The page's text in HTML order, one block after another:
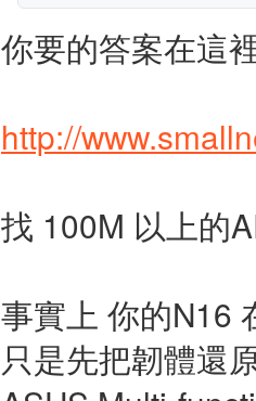
你要的答案在這
http://
找 100M 以上的
事實上 你的N16
只是先把韌體還